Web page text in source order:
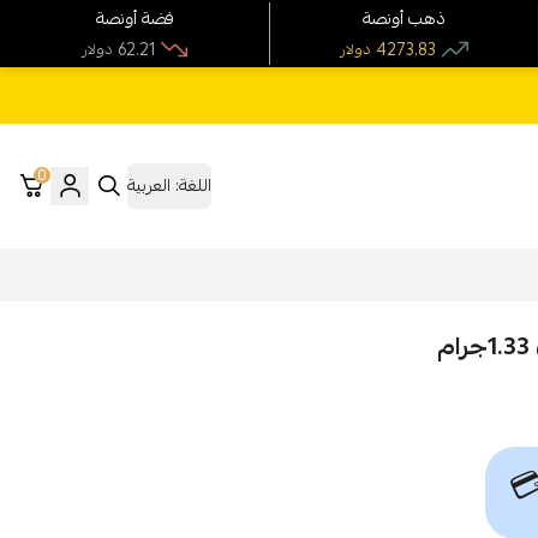
اللغة: العربية 0
فضة أونصة
دولار 62.21
ذهب أونصة
دولار 4273.83